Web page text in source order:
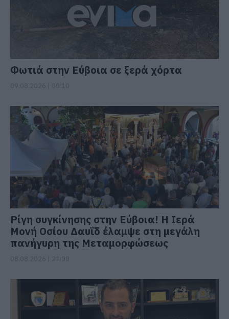
Φωτιά στην Εύβοια σε ξερά χόρτα
Ρίγη συγκίνησης στην Εύβοια! Η Ιερά
Μονή Οσίου Δαυΐδ έλαμψε στη μεγάλη
πανήγυρη της Μεταμορφώσεως